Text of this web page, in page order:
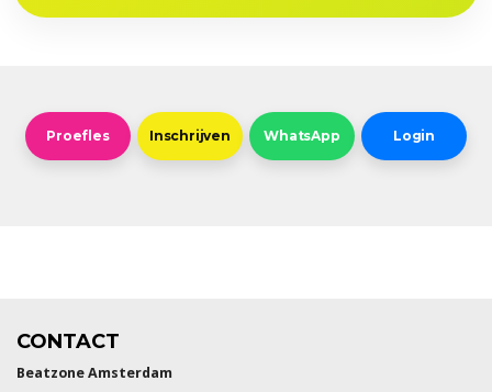
Proefles Inschrijven WhatsApp Login
CONTACT
Beatzone Amsterdam